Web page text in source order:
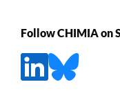
Follow CHIMIA on